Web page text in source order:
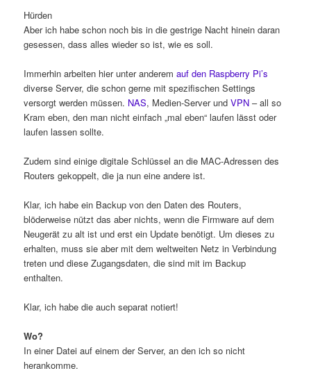
Hürden
Aber ich habe schon noch bis in die gestrige Nacht hinein daran
gesessen, dass alles wieder so ist, wie es soll.
Immerhin arbeiten hier unter anderemauf den Raspberry Pi’s
diverse Server, die schon gerne mit spezifischen Settings
versorgt werden müssen. NAS, Medien-Server undVPN – all so
Kram eben, den man nicht einfach „mal eben“ laufen lässt oder
laufen lassen sollte.
Zudem sind einige digitale Schlüssel an die MAC-Adressen des
Routers gekoppelt, die ja nun eine andere ist.
Klar, ich habe ein Backup von den Daten des Routers,
blöderweise nützt das aber nichts, wenn die Firmware auf dem
Neugerät zu alt ist und erst ein Update benötigt. Um dieses zu
erhalten, muss sie aber mit dem weltweiten Netz in Verbindung
treten und diese Zugangsdaten, die sind mit im Backup
enthalten.
Klar, ich habe die auch separat notiert!
Wo?
In einer Datei auf einem der Server, an den ich so nicht
herankomme.